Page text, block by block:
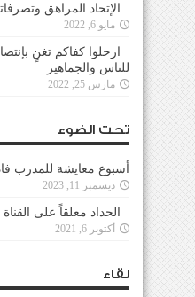
الإتحاد المراهق
مايو 6, 2022
ارحلوا كفاكم تغنٍ
للناس والجماهير
مارس 25, 2022
تحت الضوء
أسبوع معايشة للمدرب
ديسمبر 11, 2023
الحداد معلقاً على القناة
أكتوبر 6, 2021
لقاء